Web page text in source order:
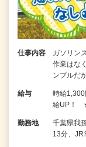
仕事内容
ガソリン
作業はな
ンプルだ
給与
時給
給UP！
勤務地
千葉県我
13分、JR